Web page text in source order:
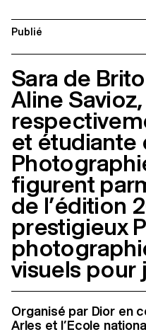
Publié
Sara de
Aline Savioz,
et étudiante
figurent
de l’édition
prestigieux
visuels pour
Organisé par Dior en
Arles et l’Ecole